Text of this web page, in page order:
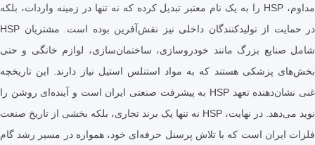
مداوم، HSP را به یک نام معتبر تبدیل کرده که نه تنها در زمینه واردات، بلکه
در حمایت از تولیدکنندگان داخلی نیز نقش‌آفرین بوده است. مشتریان HSP
بزرگ مانند خودروسازی، ساختمان‌سازی، لوازم خانگی و حتی
هستند که به مواد استنلس استیل نیاز دارند. این تاریخچه
غنی نشان‌دهنده تعهد HSP به پیشرفت صنعتی ایران است و آینده‌ای روشن را
نوید می‌دهد. در نهایت، HSP نه تنها یک برند تجاری، بلکه بخشی از تاریخ صنعت
است که با تلاش پرسنل حرفه‌ای خود، همواره در مسیر رشد گام